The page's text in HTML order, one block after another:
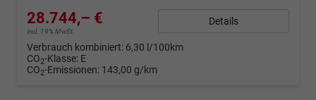
28.744,– €
incl. 19% MwSt.
Details
Verbrauch kombiniert: 6,30 l/100km
CO2-Klasse: E
CO2-Emissionen: 143,00 g/km